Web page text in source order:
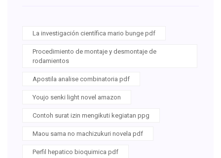
La investigación científica mario bunge pdf
Procedimiento de montaje y desmontaje de
rodamientos
Apostila analise combinatoria pdf
Youjo senki light novel amazon
Contoh surat izin mengikuti kegiatan ppg
Maou sama no machizukuri novela pdf
Perfil hepatico bioquimica pdf